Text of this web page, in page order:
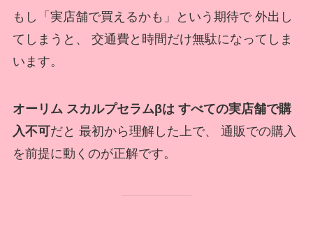
もし「実店舗で買えるかも」という期待で 外出し
てしまうと、 交通費と時間だけ無駄になってしま
います。
オーリム スカルプセラムβは すべての実店舗で購
入不可だと 最初から理解した上で、 通販での購入
を前提に動くのが正解です。